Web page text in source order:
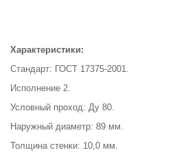
Характеристики:
Стандарт: ГОСТ 17375-2001.
Исполнение 2.
Условный проход: Ду 80.
Наружный диаметр: 89 мм.
Толщина стенки: 10,0 мм.